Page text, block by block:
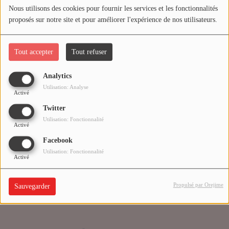
Nous utilisons des cookies pour fournir les services et les fonctionnalités
proposés sur notre site et pour améliorer l'expérience de nos utilisateurs.
Tout accepter Tout refuser
Analytics
Activé
Utilisation: Analyse
Twitter
Activé
Utilisation: Fonctionnalité
Facebook
Activé
Utilisation: Fonctionnalité
Sauvegarder Propulsé par Orejime
Médias
PODCASTS
Agenda
Titres diffusés
Se connecter
Oups, vous avez
rencontré une erreur.
Il semble que la page que vous recherchez n’existe plus.